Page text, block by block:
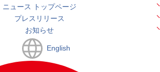
ニュース トップページ
プレスリリース
お知らせ
English